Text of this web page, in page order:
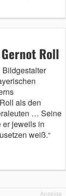
Roll
Bildgestalter
als den
… Seine
er jeweils in
weiß.“
Anzeige